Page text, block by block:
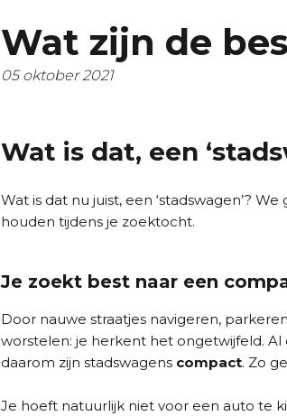
Wat zijn de
05 oktober 2021
Wat is dat, een
Wat is dat nu juist, een ‘stadswagen’?
houden tijdens je zoektocht.
Je zoekt best naar een
Door nauwe straatjes navigeren,
worstelen: je herkent het ongetwijfeld.
daarom zijn stadswagens compact. Zo
Je hoeft natuurlijk niet voor een auto te